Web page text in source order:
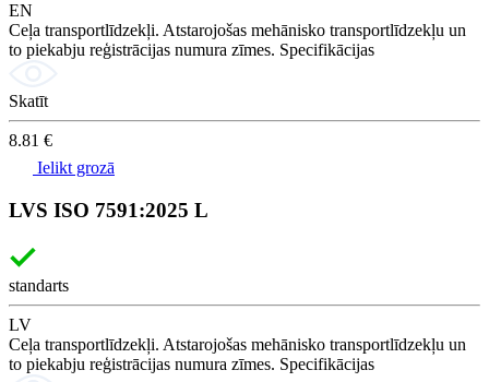
EN
Ceļa transportlīdzekļi. Atstarojošas mehānisko transportlīdzekļu un
to piekabju reģistrācijas numura zīmes. Specifikācijas
Skatīt
8.81 €
Ielikt grozā
LVS ISO 7591:2025 L
standarts
LV
Ceļa transportlīdzekļi. Atstarojošas mehānisko transportlīdzekļu un
to piekabju reģistrācijas numura zīmes. Specifikācijas